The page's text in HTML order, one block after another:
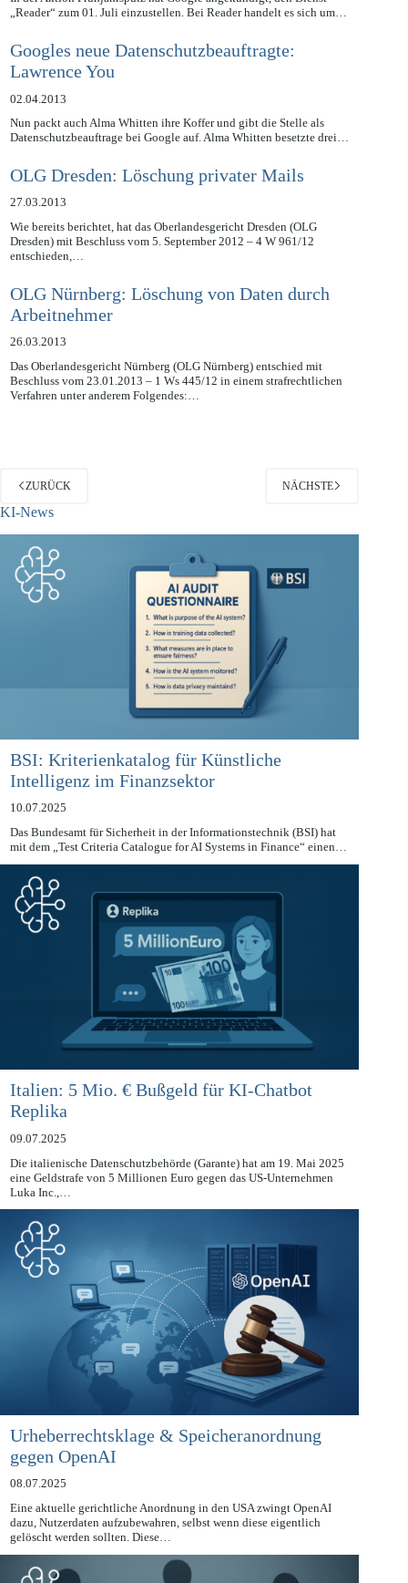
In der Aktion Frühjahrsputz hat Google angekündigt, den Dienst
Googles neue Datenschutzbeauftragte:
Lawrence You
02.04.2013
Nun packt auch Alma Whitten ihre Koffer und gibt die Stelle als
OLG Dresden: Löschung privater Mails
27.03.2013
Wie bereits berichtet, hat das Oberlandesgericht Dresden (OLG
Dresden) mit Beschluss vom 5. September 2012 – 4 W 961/12
OLG Nürnberg: Löschung von Daten durch
Arbeitnehmer
26.03.2013
Das Oberlandesgericht Nürnberg (OLG Nürnberg) entschied mit
Beschluss vom 23.01.2013 – 1 Ws 445/12 in einem strafrechtlichen
ZURÜCK
KI-News
BSI: Kriterienkatalog für Künstliche
Intelligenz im Finanzsektor
10.07.2025
Das Bundesamt für Sicherheit in der Informationstechnik (BSI) hat
mit dem „Test Criteria Catalogue for AI Systems in Finance“ einen…
Italien: 5 Mio. € Bußgeld für KI-Chatbot
Replika
09.07.2025
Die italienische Datenschutzbehörde (Garante) hat am 19. Mai 2025
eine Geldstrafe von 5 Millionen Euro gegen das US-Unternehmen
Luka Inc.,…
Urheberrechtsklage & Speicheranordnung
gegen OpenAI
08.07.2025
Eine aktuelle gerichtliche Anordnung in den USA zwingt OpenAI
dazu, Nutzerdaten aufzubewahren, selbst wenn diese eigentlich
gelöscht werden sollten. Diese…